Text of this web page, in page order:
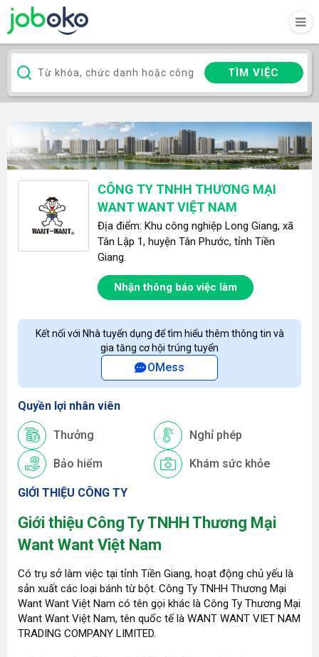
TÌM VIỆC
CÔNG TY TNHH THƯƠNG MẠI
WANT WANT VIỆT NAM
Địa điểm: Khu công nghiệp Long Giang, xã
Tân Lập 1, huyện Tân Phước, tỉnh Tiền
Giang.
Nhận thông báo việc làm
Kết nối với Nhà tuyển dụng để tìm hiểu thêm thông tin và
gia tăng cơ hội trúng tuyển
OMess
Quyền lợi nhân viên
Thưởng Nghỉ phép
Bảo hiểm Khám sức khỏe
GIỚI THIỆU CÔNG TY
Giới thiệu Công Ty TNHH Thương Mại
Want Want Việt Nam
Có trụ sở làm việc tại tỉnh Tiền Giang, hoạt động chủ yếu là
sản xuất các loại bánh từ bột. Công Ty TNHH Thương Mại
Want Want Việt Nam có tên gọi khác là Công Ty Thương Mại
Want Want Việt Nam, tên quốc tế là WANT WANT VIET NAM
TRADING COMPANY LIMITED.